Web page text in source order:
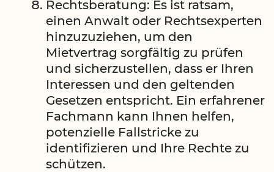
Rechtsberatung: Es ist ratsam,
einen Anwalt oder Rechtsexperten
hinzuzuziehen, um den
Mietvertrag sorgfältig zu prüfen
und sicherzustellen, dass er Ihren
Interessen und den geltenden
Gesetzen entspricht. Ein erfahrener
Fachmann kann Ihnen helfen,
potenzielle Fallstricke zu
identifizieren und Ihre Rechte zu
schützen.